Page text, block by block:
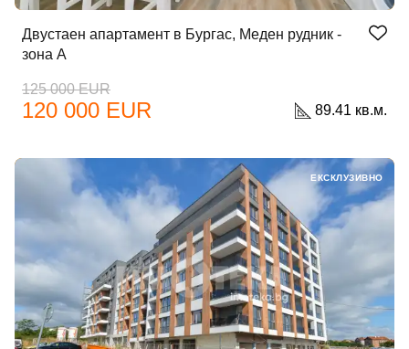
Двустаен апартамент в Бургас, Меден рудник -
зона А
125 000 EUR
120 000 EUR 89.41 кв.м.
ЕКСКЛУЗИВНО